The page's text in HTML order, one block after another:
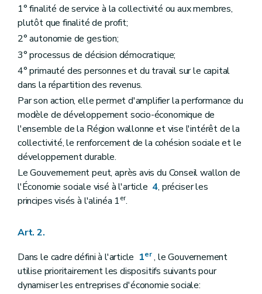
1° finalité de service à la collectivité ou aux membres,
plutôt que finalité de profit;
2° autonomie de gestion;
3° processus de décision démocratique;
4° primauté des personnes et du travail sur le capital
dans la répartition des revenus.
Par son action, elle permet d'amplifier la performance du
modèle de développement socio-économique de
l'ensemble de la Région wallonne et vise l'intérêt de la
collectivité, le renforcement de la cohésion sociale et le
développement durable.
Le Gouvernement peut, après avis du Conseil wallon de
l'Économie sociale visé à l'article 4, préciser les
principes visés à l'alinéa 1er.
Art. 2.
Dans le cadre défini à l'article 1er, le Gouvernement
utilise prioritairement les dispositifs suivants pour
dynamiser les entreprises d'économie sociale: